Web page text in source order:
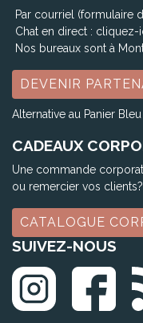
Par courriel (formulaire
Chat en direct : cliquez-
Nos bureaux sont à
DEVENIR
Alternative au Panier Bleu
CADEAUX
Une commande
ou remercier vos clients?
CATALOGUE
SUIVEZ-NOUS